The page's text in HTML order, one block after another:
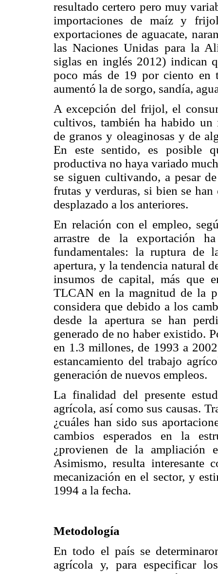
resultado certero pero muy
importaciones de maíz y
exportaciones de aguacate,
las Naciones Unidas para la
siglas en inglés 2012) indican
poco más de 19 por ciento en
aumentó la de sorgo, sandía,
A excepción del frijol, el
cultivos, también ha habido un
de granos y oleaginosas y de
En este sentido, es posible
productiva no haya variado
se siguen cultivando, a pesar
frutas y verduras, si bien se
desplazado a los anteriores.
En relación con el empleo,
arrastre de la exportación
fundamentales: la ruptura de
apertura, y la tendencia natural
insumos de capital, más que
TLCAN en la magnitud de la
considera que debido a los
desde la apertura se han
generado de no haber existido.
en 1.3 millones, de 1993 a
estancamiento del trabajo
generación de nuevos empleos.
La finalidad del presente
agrícola, así como sus causas.
¿cuáles han sido sus
cambios esperados en la
¿provienen de la ampliación
Asimismo, resulta interesante
mecanización en el sector, y
1994 a la fecha.
Metodología
En todo el país se
agrícola y, para especificar